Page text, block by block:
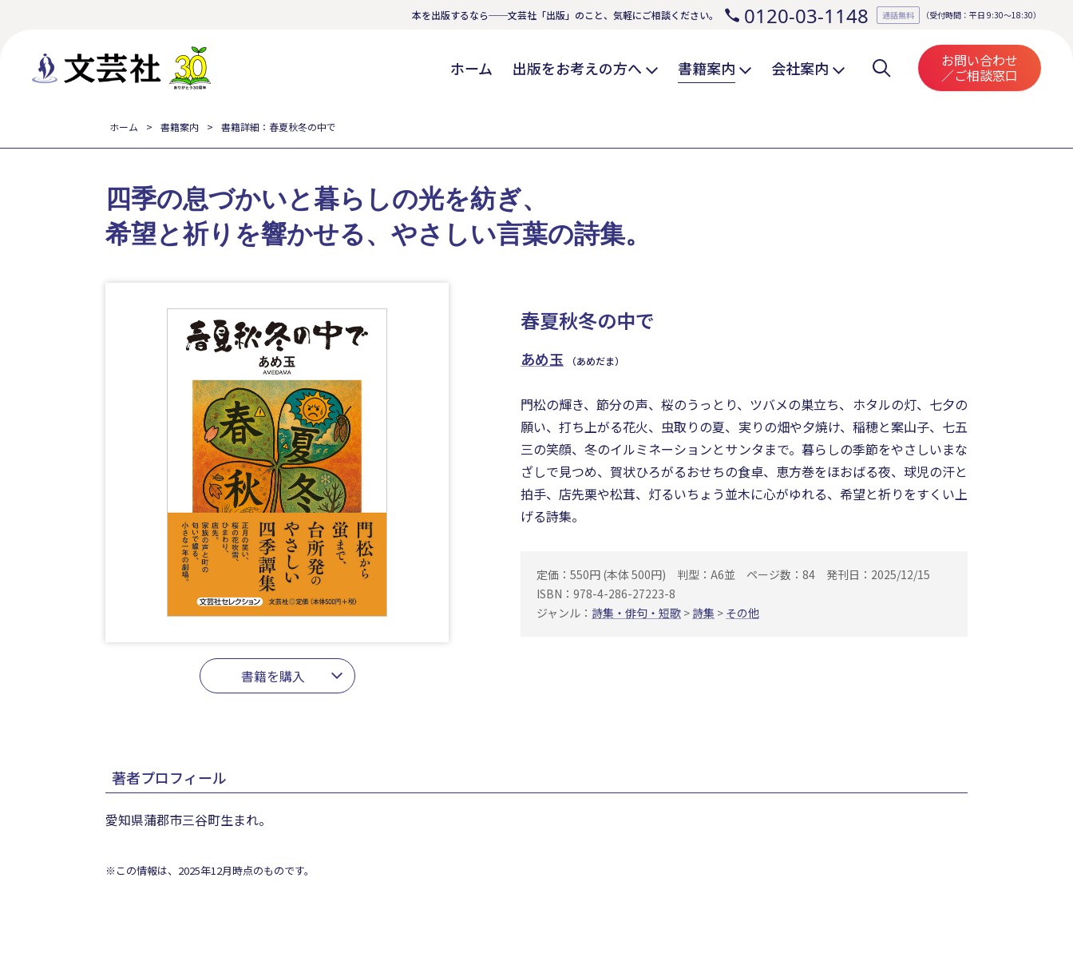
本を出版するなら──文芸社「出版」のこと、気軽にご相談ください。 0120-03-1148 通話無料 （受付時間：平日 9:30～18:30）
ホーム 出版をお考えの方へ 書籍案内 会社案内 お問い合わせ
／ご相談窓口
ホーム 書籍案内 書籍詳細：春夏秋冬の中で
春夏秋冬の中で
あめ玉 （あめだま）
書籍を購入
四季の息づかいと暮らしの光を紡ぎ、
希望と祈りを響かせる、やさしい言葉の詩集。
門松の輝き、節分の声、桜のうっとり、ツバメの巣立ち、ホタルの灯、七夕の
願い、打ち上がる花火、虫取りの夏、実りの畑や夕焼け、稲穂と案山子、七五
三の笑顔、冬のイルミネーションとサンタまで。暮らしの季節をやさしいまな
ざしで見つめ、賀状ひろがるおせちの食卓、恵方巻をほおばる夜、球児の汗と
拍手、店先栗や松茸、灯るいちょう並木に心がゆれる、希望と祈りをすくい上
げる詩集。
定価：550円 (本体 500円) 判型：A6並 ページ数：84
発刊日：2025/12/15
ISBN：978-4-286-27223-8
ジャンル： 詩集・俳句・短歌 > 詩集 > その他
著者プロフィール
愛知県蒲郡市三谷町生まれ。
※この情報は、2025年12月時点のものです。